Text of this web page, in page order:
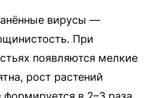
вирусы —
При
появляются мелкие
рост растений